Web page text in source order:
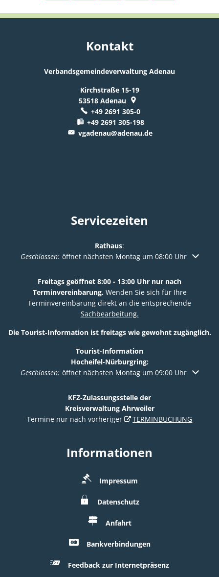
Kontakt
Verbandsgemeindeverwaltung Adenau
Kirchstraße 15-19
53518 Adenau
+49 2691 305-0
+49 2691 305-198
vgadenau@adenau.de
Servicezeiten
Rathaus:
Klicken, um weitere Öffnungs- oder Schließzeiten
Geschlossen: öffnet nächsten Montag um 08:00 Uhr
Freitags geöffnet 8:00 - 13:00 Uhr nur nach
Terminvereinbarung. Wenden Sie sich für Ihre
Terminvereinbarung direkt an die entsprechende
Sachbearbeitung.
Die Tourist‑Information ist freitags wie gewohnt zugänglich.
Tourist-Information
Hocheifel-Nürburgring:
Klicken, um weitere Öffnungs- oder Schließzeiten
Geschlossen: öffnet nächsten Montag um 09:00 Uhr
KFZ-Zulassungsstelle der
Kreisverwaltung Ahrweiler
Termine nur nach vorheriger
TERMINBUCHUNG
Informationen
Impressum
Datenschutz
Anfahrt
Bankverbindungen
Feedback zur Internetpräsenz